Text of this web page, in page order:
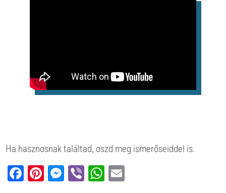
Ha hasznosnak találtad, oszd meg ismerőseiddel is.
Facebook
Pinterest
Messenger
ViberWhatsApp